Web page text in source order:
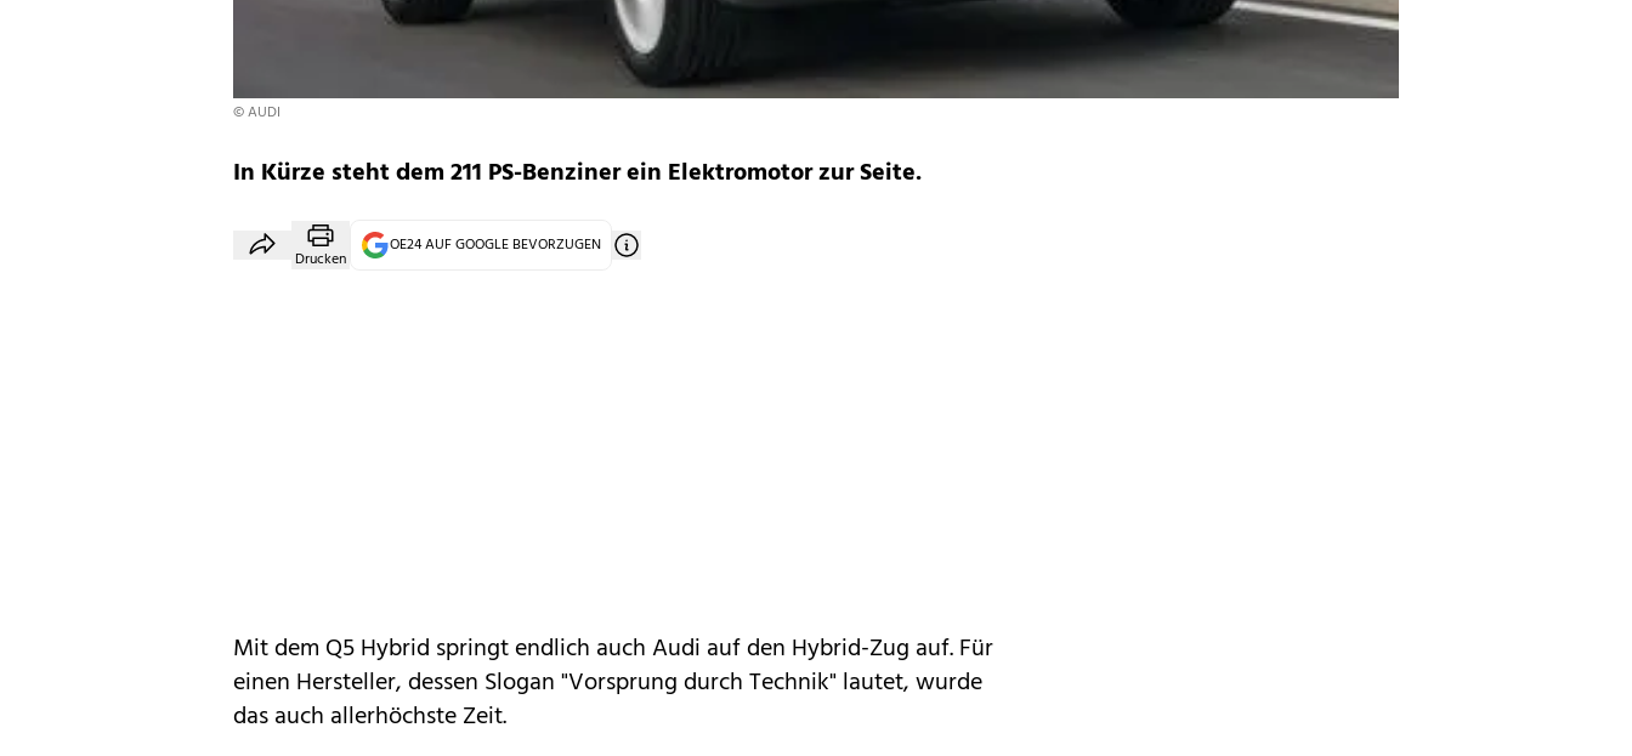
© AUDI
In Kürze steht dem 211 PS-Benziner ein Elektromotor zur Seite.
Drucken
OE24 AUF GOOGLE BEVORZUGEN
Mit dem Q5 Hybrid springt endlich auch Audi auf den Hybrid-Zug auf. Für
einen Hersteller, dessen Slogan "Vorsprung durch Technik" lautet, wurde
das auch allerhöchste Zeit.